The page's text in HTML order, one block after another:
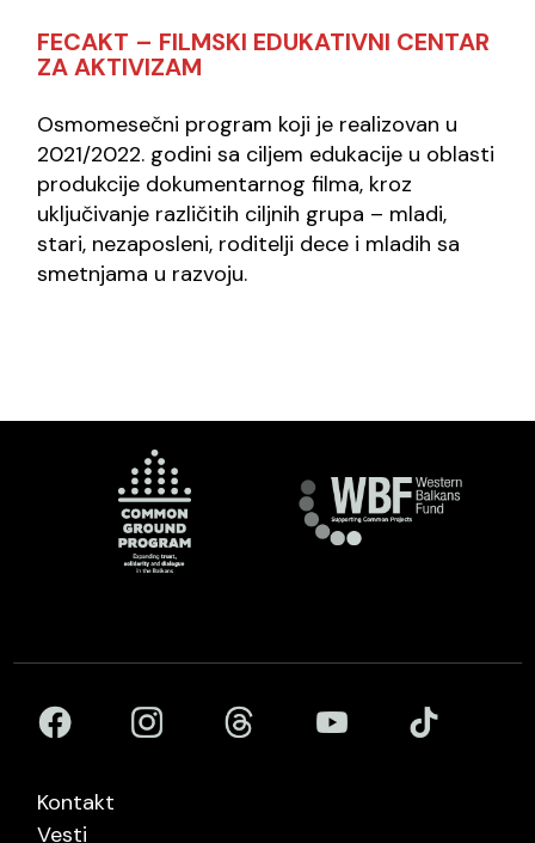
FECAKT – FILMSKI EDUKATIVNI CENTAR
ZA AKTIVIZAM
Osmomesečni program koji je realizovan u
2021/2022. godini sa ciljem edukacije u oblasti
produkcije dokumentarnog filma, kroz
uključivanje različitih ciljnih grupa – mladi,
stari, nezaposleni, roditelji dece i mladih sa
smetnjama u razvoju.
Kontakt
Vesti